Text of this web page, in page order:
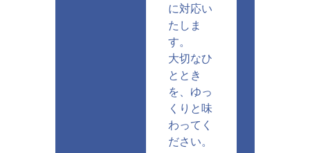
に対応い
たしま
す。
大切なひ
ととき
を、ゆっ
くりと味
わってく
ださい。